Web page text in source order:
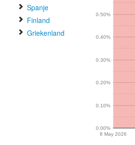
Spanje
Finland
Griekenland
8 May 2026
0.00%
0.10%
0.20%
0.30%
0.40%
0.50%